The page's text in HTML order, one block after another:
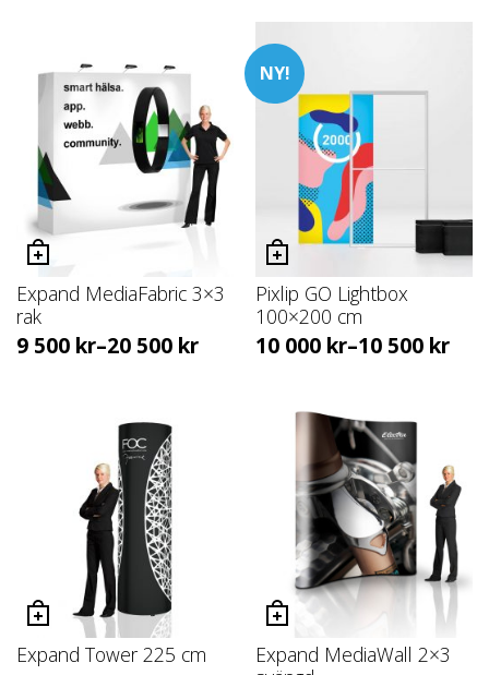
Expand MediaFabric 3×3
rak
9 500 kr–20 500 kr
NY!
Pixlip GO Lightbox
100×200 cm
10 000 kr–10 500 kr
Expand Tower 225 cm
Expand MediaWall 2×3